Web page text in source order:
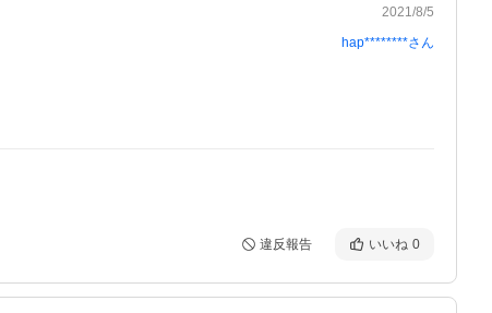
2021/8/5
hap********さん
違反報告 いいね 0